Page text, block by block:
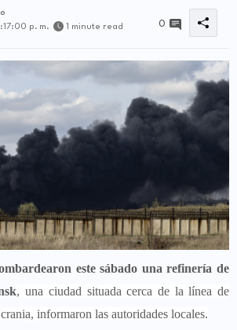
p. m.
1 minute read 0
este sábado una refinería de
, una ciudad situada cerca de la línea de
informaron las autoridades locales.